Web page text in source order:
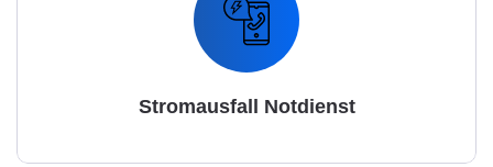
Stromausfall Notdienst